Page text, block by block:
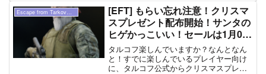
も抜けて、ワン・チャンをねらえる武器
でもあり、夢が詰まってい...
Escape from Tarkov（ タルコフ ）
[EFT] もらい忘れ注意！クリスマ
スプレゼント配布開始！サンタの
ヒゲかっこいい！セールは1月06
日(水) 05:59まで
タルコフ楽しんでいますか？なんとなん
と！すでに楽しんでいるプレイヤー向け
に、タルコフ公式からクリスマスプレゼ